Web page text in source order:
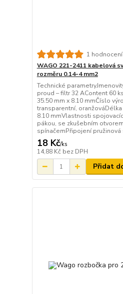
1 hodnocení
WAGO 221-2411 kabelová
rozměru 0.14-4 mm2
Technické
proud – filtr 32 AContent 60
35.50 mm x 8.10 mmČíslo
transparentní, oranžováDélka
8.10 mmVlastnosti
pákou, se zkušebním
spínačemPřipojení pružinová
18 Kč/ks
14,88 Kč bez DPH
Přidat